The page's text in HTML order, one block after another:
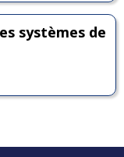
systèmes de